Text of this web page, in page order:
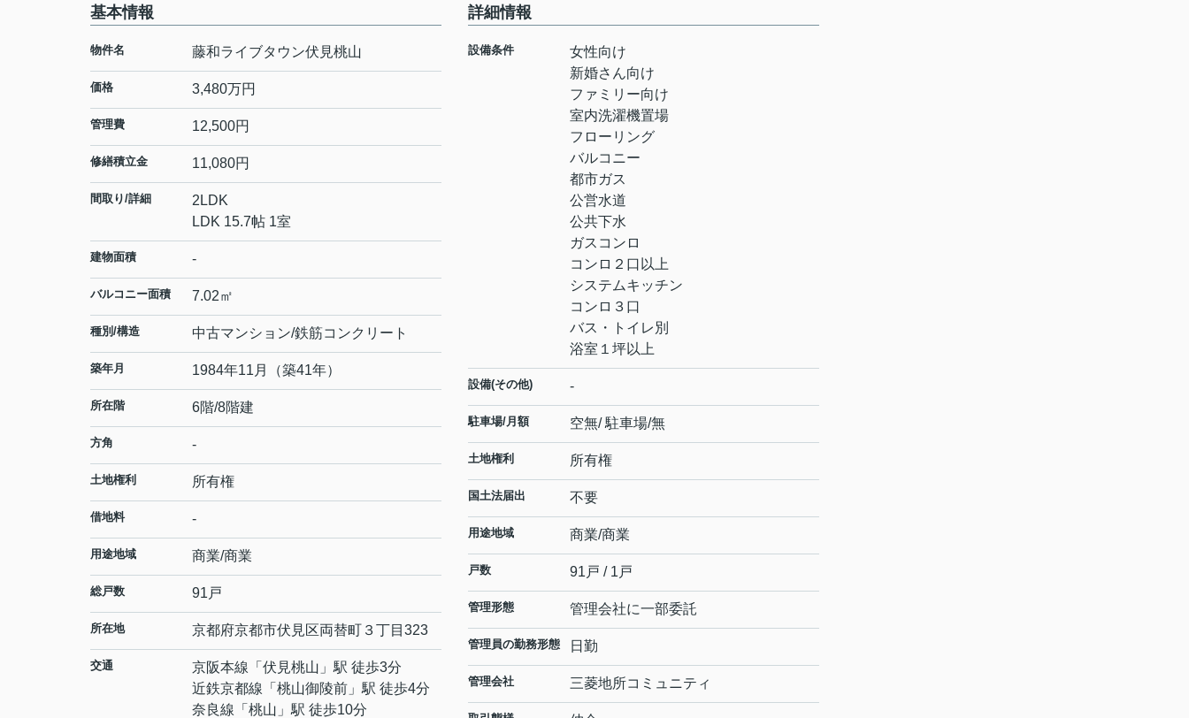
基本情報
物件名 藤和ライブタウン伏見桃山
価格 3,480万円
管理費 12,500円
修繕積立金 11,080円
間取り/詳細
2LDK
LDK 15.7帖 1室
建物面積 -
バルコニー面積 7.02㎡
種別/構造 中古マンション/鉄筋コンクリート
築年月 1984年11月（築41年）
所在階 6階/8階建
方角 -
土地権利 所有権
借地料 -
用途地域 商業/商業
総戸数 91戸
所在地 京都府京都市伏見区両替町３丁目 323
交通 京阪本線 「 伏見桃山 」駅 徒歩3分
近鉄京都線 「 桃山御陵前 」駅 徒歩4分
奈良線 「 桃山 」駅 徒歩10分
詳細情報
設備条件
女性向け
新婚さん向け
ファミリー向け
室内洗濯機置場
フローリング
バルコニー
都市ガス
公営水道
公共下水
ガスコンロ
コンロ２口以上
システムキッチン
コンロ３口
バス・トイレ別
浴室１坪以上
設備(その他) -
駐車場/月額 空無/ 駐車場/無
土地権利 所有権
国土法届出 不要
用途地域 商業/商業
戸数 91戸 / 1戸
管理形態 管理会社に一部委託
管理員の勤務形態 日勤
管理会社 三菱地所コミュニティ